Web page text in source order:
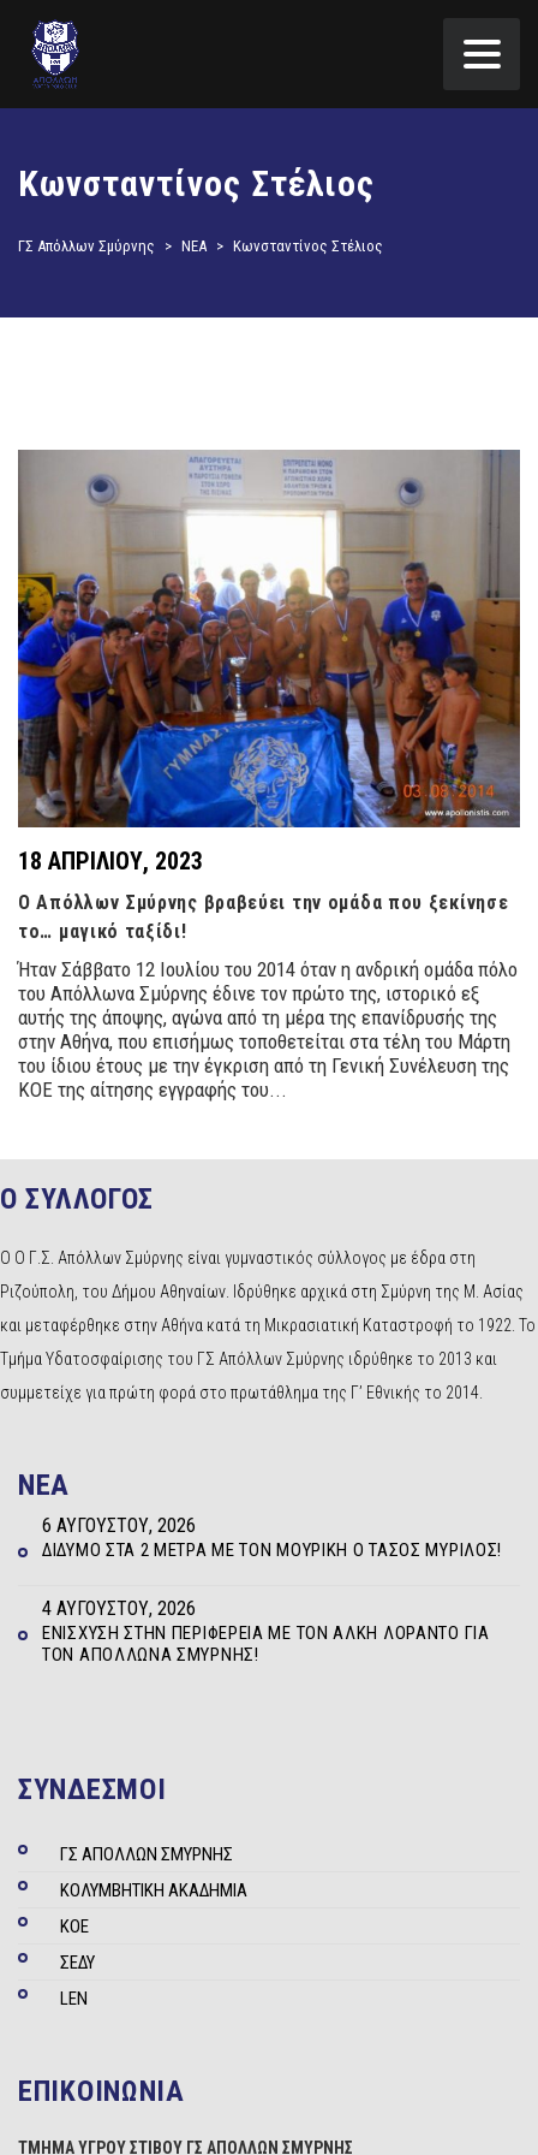
Κωνσταντίνος Στέλιος
ΓΣ Απόλλων Σμύρνης > ΝΕΑ > Κωνσταντίνος Στέλιος
18 ΑΠΡΙΛΊΟΥ, 2023
Ο Απόλλων Σμύρνης βραβεύει την ομάδα που ξεκίνησε
το… μαγικό ταξίδι!
Ήταν Σάββατο 12 Ιουλίου του 2014 όταν η ανδρική ομάδα πόλο
του Απόλλωνα Σμύρνης έδινε τον πρώτο της, ιστορικό εξ
αυτής της άποψης, αγώνα από τη μέρα της επανίδρυσής της
στην Αθήνα, που επισήμως τοποθετείται στα τέλη του Μάρτη
του ίδιου έτους με την έγκριση από τη Γενική Συνέλευση της
ΚΟΕ της αίτησης εγγραφής του...
Ο ΣΥΛΛΟΓΟΣ
Ο Ο Γ.Σ. Απόλλων Σμύρνης είναι γυμναστικός σύλλογος με έδρα στη
Ριζούπολη, του Δήμου Αθηναίων. Ιδρύθηκε αρχικά στη Σμύρνη της Μ. Ασίας
και μεταφέρθηκε στην Αθήνα κατά τη Μικρασιατική Καταστροφή το 1922. Το
Τμήμα Υδατοσφαίρισης του ΓΣ Απόλλων Σμύρνης ιδρύθηκε το 2013 και
συμμετείχε για πρώτη φορά στο πρωτάθλημα της Γ’ Εθνικής το 2014.
NEA
ΔΊΔΥΜΟ ΣΤΑ 2 ΜΈΤΡΑ ΜΕ ΤΟΝ ΜΟΥΡΊΚΗ Ο ΤΆΣΟΣ ΜΥΡΊΛΟΣ!
6 ΑΥΓΟΎΣΤΟΥ, 2026
ΕΝΊΣΧΥΣΗ ΣΤΗΝ ΠΕΡΙΦΈΡΕΙΑ ΜΕ ΤΟΝ ΆΛΚΗ ΛΟΡΆΝΤΟ ΓΙΑ
ΤΟΝ ΑΠΌΛΛΩΝΑ ΣΜΎΡΝΗΣ!
4 ΑΥΓΟΎΣΤΟΥ, 2026
ΣΥΝΔΕΣΜΟΙ
ΓΣ ΑΠΟΛΛΩΝ ΣΜΥΡΝΗΣ
ΚΟΛΥΜΒΗΤΙΚΗ ΑΚΑΔΗΜΙΑ
ΚΟΕ
ΣΕΔΥ
LEN
ΕΠΙΚΟΙΝΩΝΙΑ
ΤΜΗΜΑ ΥΓΡΟΥ ΣΤΙΒΟΥ ΓΣ ΑΠΟΛΛΩΝ ΣΜΥΡΝΗΣ